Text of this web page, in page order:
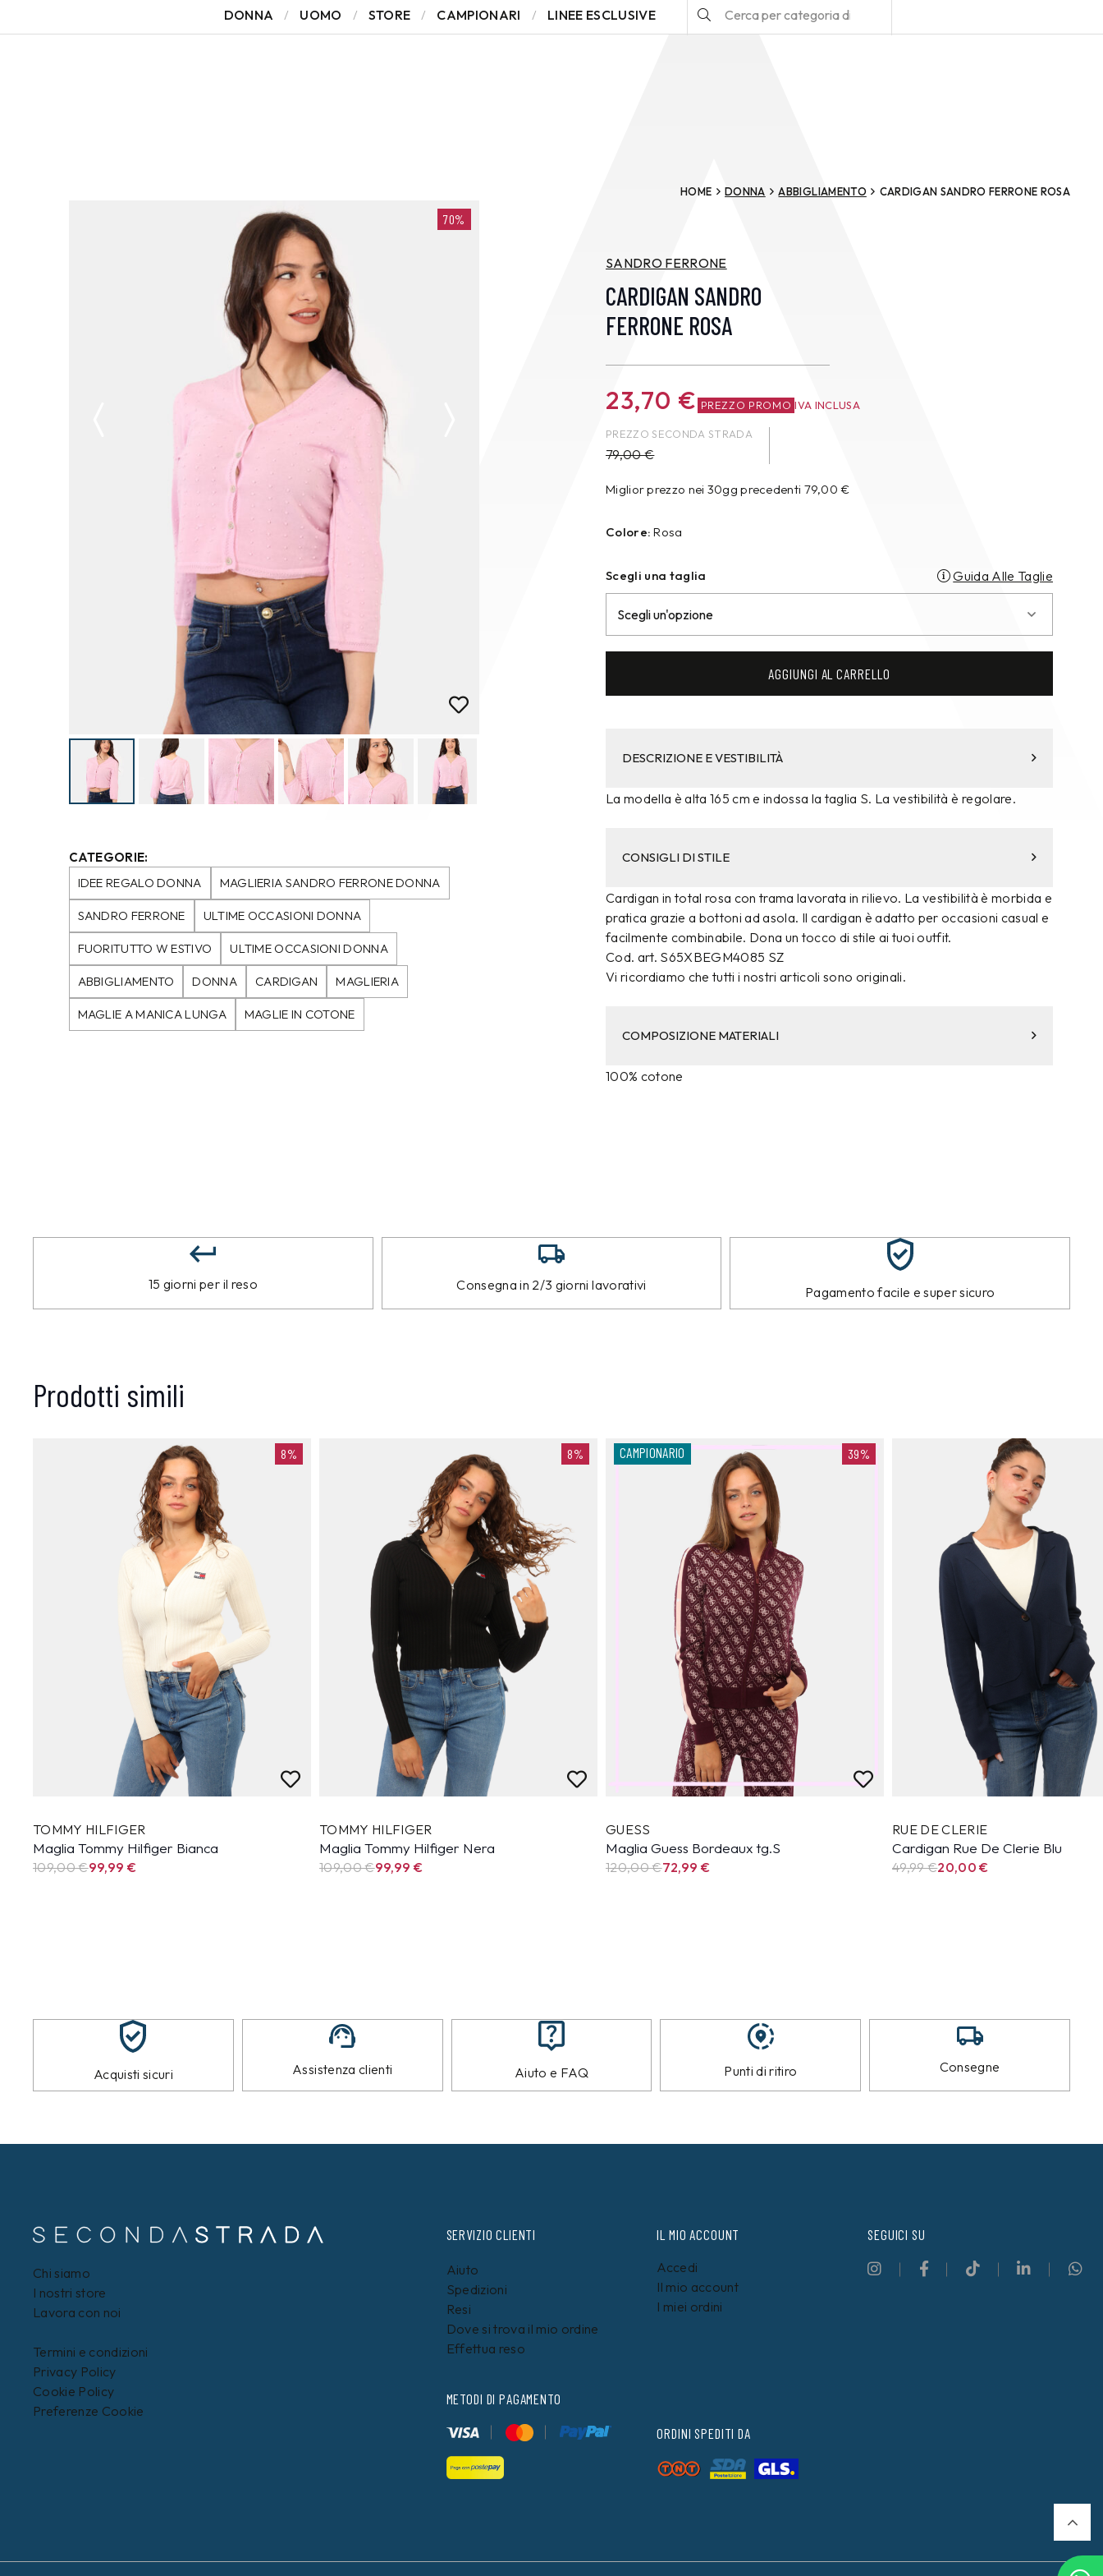
DONNA UOMO STORE CAMPIONARI LINEE ESCLUSIVE
HOME DONNA ABBIGLIAMENTO CARDIGAN SANDRO FERRONE ROSA
70%
CATEGORIE:
IDEE REGALO DONNA
MAGLIERIA SANDRO FERRONE DONNA
SANDRO FERRONE ULTIME OCCASIONI DONNA
FUORITUTTO W ESTIVO ULTIME OCCASIONI DONNA
ABBIGLIAMENTO DONNA CARDIGAN MAGLIERIA
MAGLIE A MANICA LUNGA MAGLIE IN COTONE
SANDRO FERRONE
CARDIGAN SANDRO
FERRONE ROSA
23,70 € PREZZO PROMO IVA INCLUSA
PREZZO SECONDA STRADA
79,00€
Miglior prezzo nei 30gg precedenti 79,00€
Colore: Rosa
Scegli una taglia Guida Alle Taglie
AGGIUNGI AL CARRELLO
DESCRIZIONE E VESTIBILITÀ
La modella è alta 165 cm e indossa la taglia S. La vestibilità è regolare.
CONSIGLI DI STILE
Cardigan in total rosa con trama lavorata in rilievo. La vestibilità è morbida e
pratica grazie a bottoni ad asola. Il cardigan è adatto per occasioni casual e
facilmente combinabile. Dona un tocco di stile ai tuoi outfit.
Cod. art. S65XBEGM4085 SZ
Vi ricordiamo che tutti i nostri articoli sono originali.
COMPOSIZIONE MATERIALI
100% cotone
15 giorni per il reso Consegna in 2/3 giorni lavorativi Pagamento facile e super sicuro
Prodotti simili
8%
TOMMY HILFIGER
Maglia Tommy Hilfiger Bianca
109,00 €99,99 €
8%
TOMMY HILFIGER
Maglia Tommy Hilfiger Nera
109,00 €99,99 €
CAMPIONARIO 39%
GUESS
Maglia Guess Bordeaux tg.S
120,00 €72,99 €
RUE DE CLERIE
Cardigan Rue De Clerie Blu
49,99€20,00€
Acquisti sicuri Assistenza clienti Aiuto e FAQ Punti di ritiro Consegne
Chi siamo
I nostri store
Lavora con noi
Termini e condizioni
Privacy Policy
Cookie Policy
Preferenze Cookie
SERVIZIO CLIENTI
Aiuto
Spedizioni
Resi
Dove si trova il mio ordine
Effettua reso
METODI DI PAGAMENTO
IL MIO ACCOUNT
Accedi
Il mio account
I miei ordini
ORDINI SPEDITI DA
SEGUICI SU